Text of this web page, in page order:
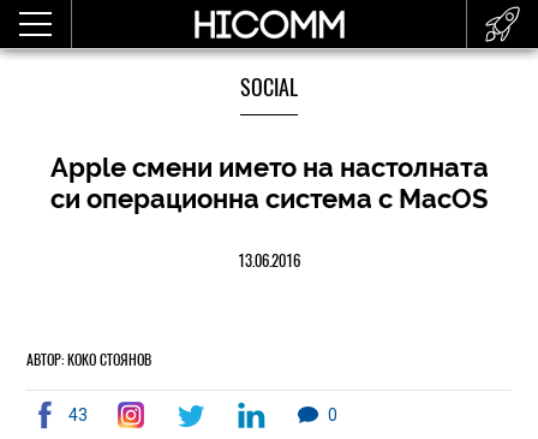
SOCIAL
Apple смени името на настолната
си операционна система с MacOS
13.06.2016
АВТОР: КОКО СТОЯНОВ
43 0